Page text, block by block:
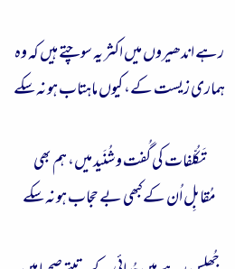
رہے اندھیروں میں اکثر یہ سوچتے ہیں کہ وہ
ہماری زیست کے، کیوں ماہتاب ہو نہ سکے
تَکُلّفات کی گُفت و شُنَید میں، ہم بھی
مُقابِل اُن کےکبھی بے حِجاب ہو نہ سکے